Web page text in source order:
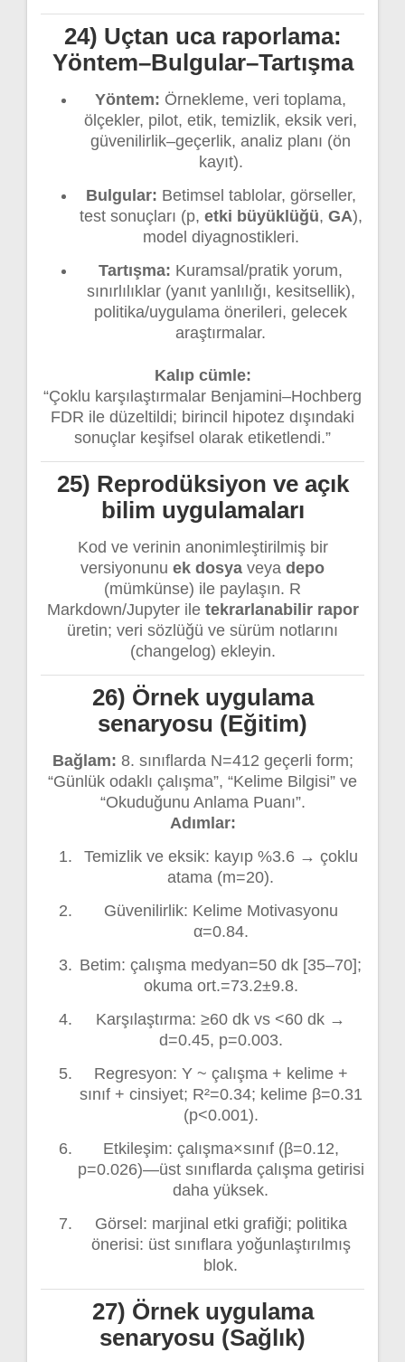
24) Uçtan uca raporlama:
Yöntem–Bulgular–Tartışma
Yöntem: Örnekleme, veri toplama,
ölçekler, pilot, etik, temizlik, eksik veri,
güvenilirlik–geçerlik, analiz planı (ön
kayıt).
Bulgular: Betimsel tablolar, görseller,
test sonuçları (p, etki büyüklüğü, GA),
model diyagnostikleri.
Tartışma: Kuramsal/pratik yorum,
sınırlılıklar (yanıt yanlılığı, kesitsellik),
politika/uygulama önerileri, gelecek
araştırmalar.
Kalıp cümle:
“Çoklu karşılaştırmalar Benjamini–Hochberg
FDR ile düzeltildi; birincil hipotez dışındaki
sonuçlar keşifsel olarak etiketlendi.”
25) Reprodüksiyon ve açık
bilim uygulamaları
Kod ve verinin anonimleştirilmiş bir
versiyonunu ek dosya veya depo
(mümkünse) ile paylaşın. R
Markdown/Jupyter ile tekrarlanabilir rapor
üretin; veri sözlüğü ve sürüm notlarını
(changelog) ekleyin.
26) Örnek uygulama
senaryosu (Eğitim)
Bağlam: 8. sınıflarda N=412 geçerli form;
“Günlük odaklı çalışma”, “Kelime Bilgisi” ve
“Okuduğunu Anlama Puanı”.
Adımlar:
Temizlik ve eksik: kayıp %3.6 → çoklu
atama (m=20).
Güvenilirlik: Kelime Motivasyonu
α=0.84.
Betim: çalışma medyan=50 dk [35–70];
okuma ort.=73.2±9.8.
Karşılaştırma: ≥60 dk vs <60 dk →
d=0.45, p=0.003.
Regresyon: Y ~ çalışma + kelime +
sınıf + cinsiyet; R²=0.34; kelime β=0.31
(p<0.001).
Etkileşim: çalışma×sınıf (β=0.12,
p=0.026)—üst sınıflarda çalışma getirisi
daha yüksek.
Görsel: marjinal etki grafiği; politika
önerisi: üst sınıflara yoğunlaştırılmış
blok.
27) Örnek uygulama
senaryosu (Sağlık)